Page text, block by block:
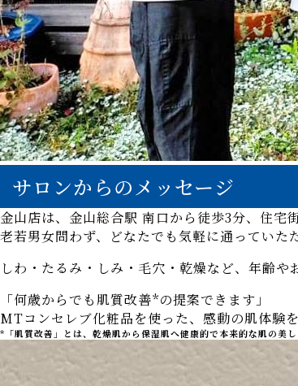
サロンからのメッセージ
金山店は、金山総合駅 南口から徒歩3分、住宅
老若男女問わず、どなたでも気軽に通ってい
しわ・たるみ・しみ・毛穴・乾燥など、年齢や
「何歳からでも肌質改善*の提案できます」
MTコンセレブ化粧品を使った、感動の肌体験
*「肌質改善」とは、乾燥肌から保湿肌へ健康的で本来的な肌の美